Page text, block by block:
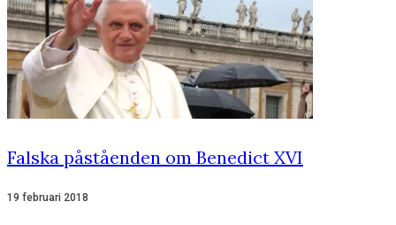
Falska påståenden om Benedict XVI
19 februari 2018